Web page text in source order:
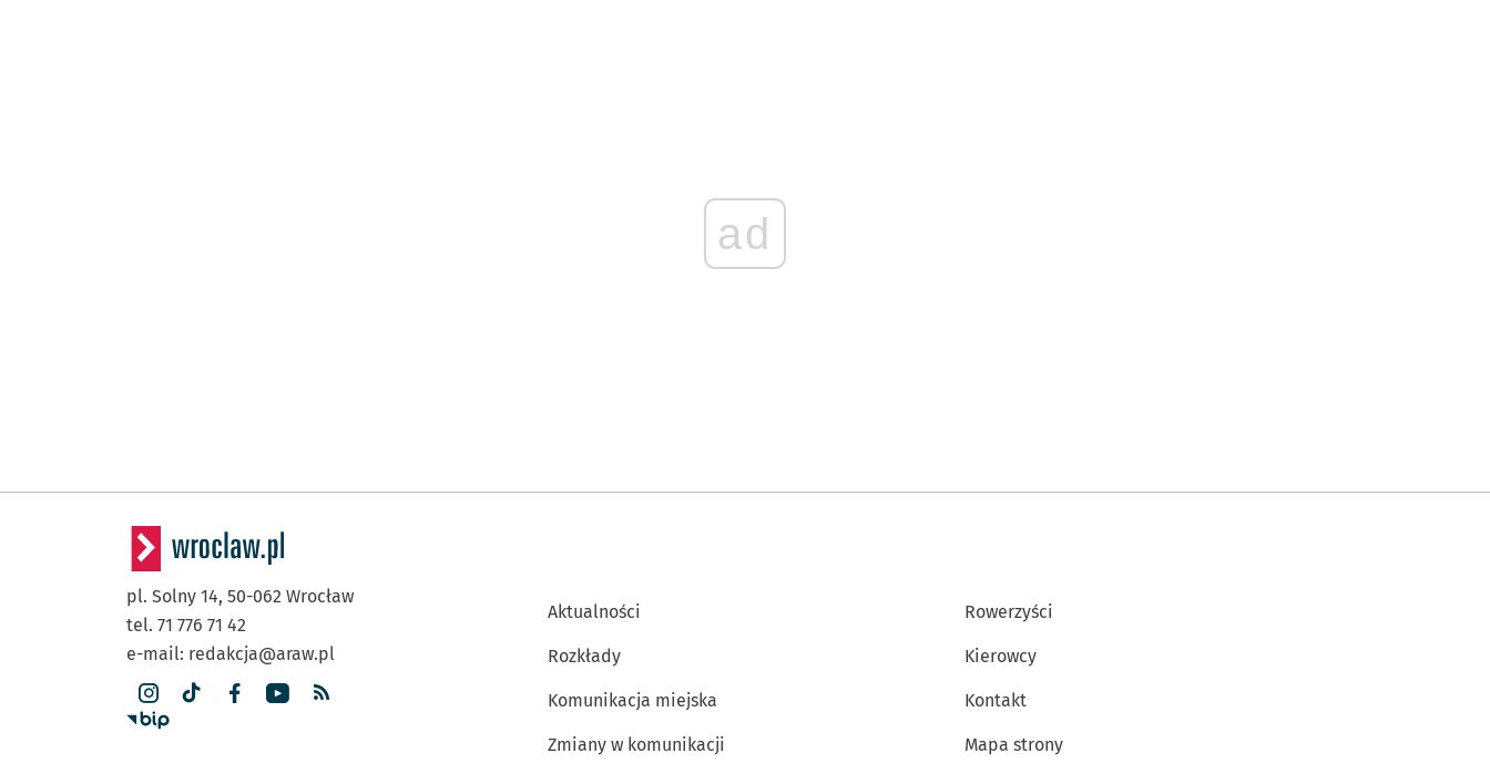
ad
pl. Solny 14, 50-062 Wrocław
tel. 71 776 71 42
e-mail: redakcja@araw.pl
Aktualności
Rozkłady
Komunikacja miejska
Zmiany w komunikacji
Rowerzyści
Kierowcy
Kontakt
Mapa strony